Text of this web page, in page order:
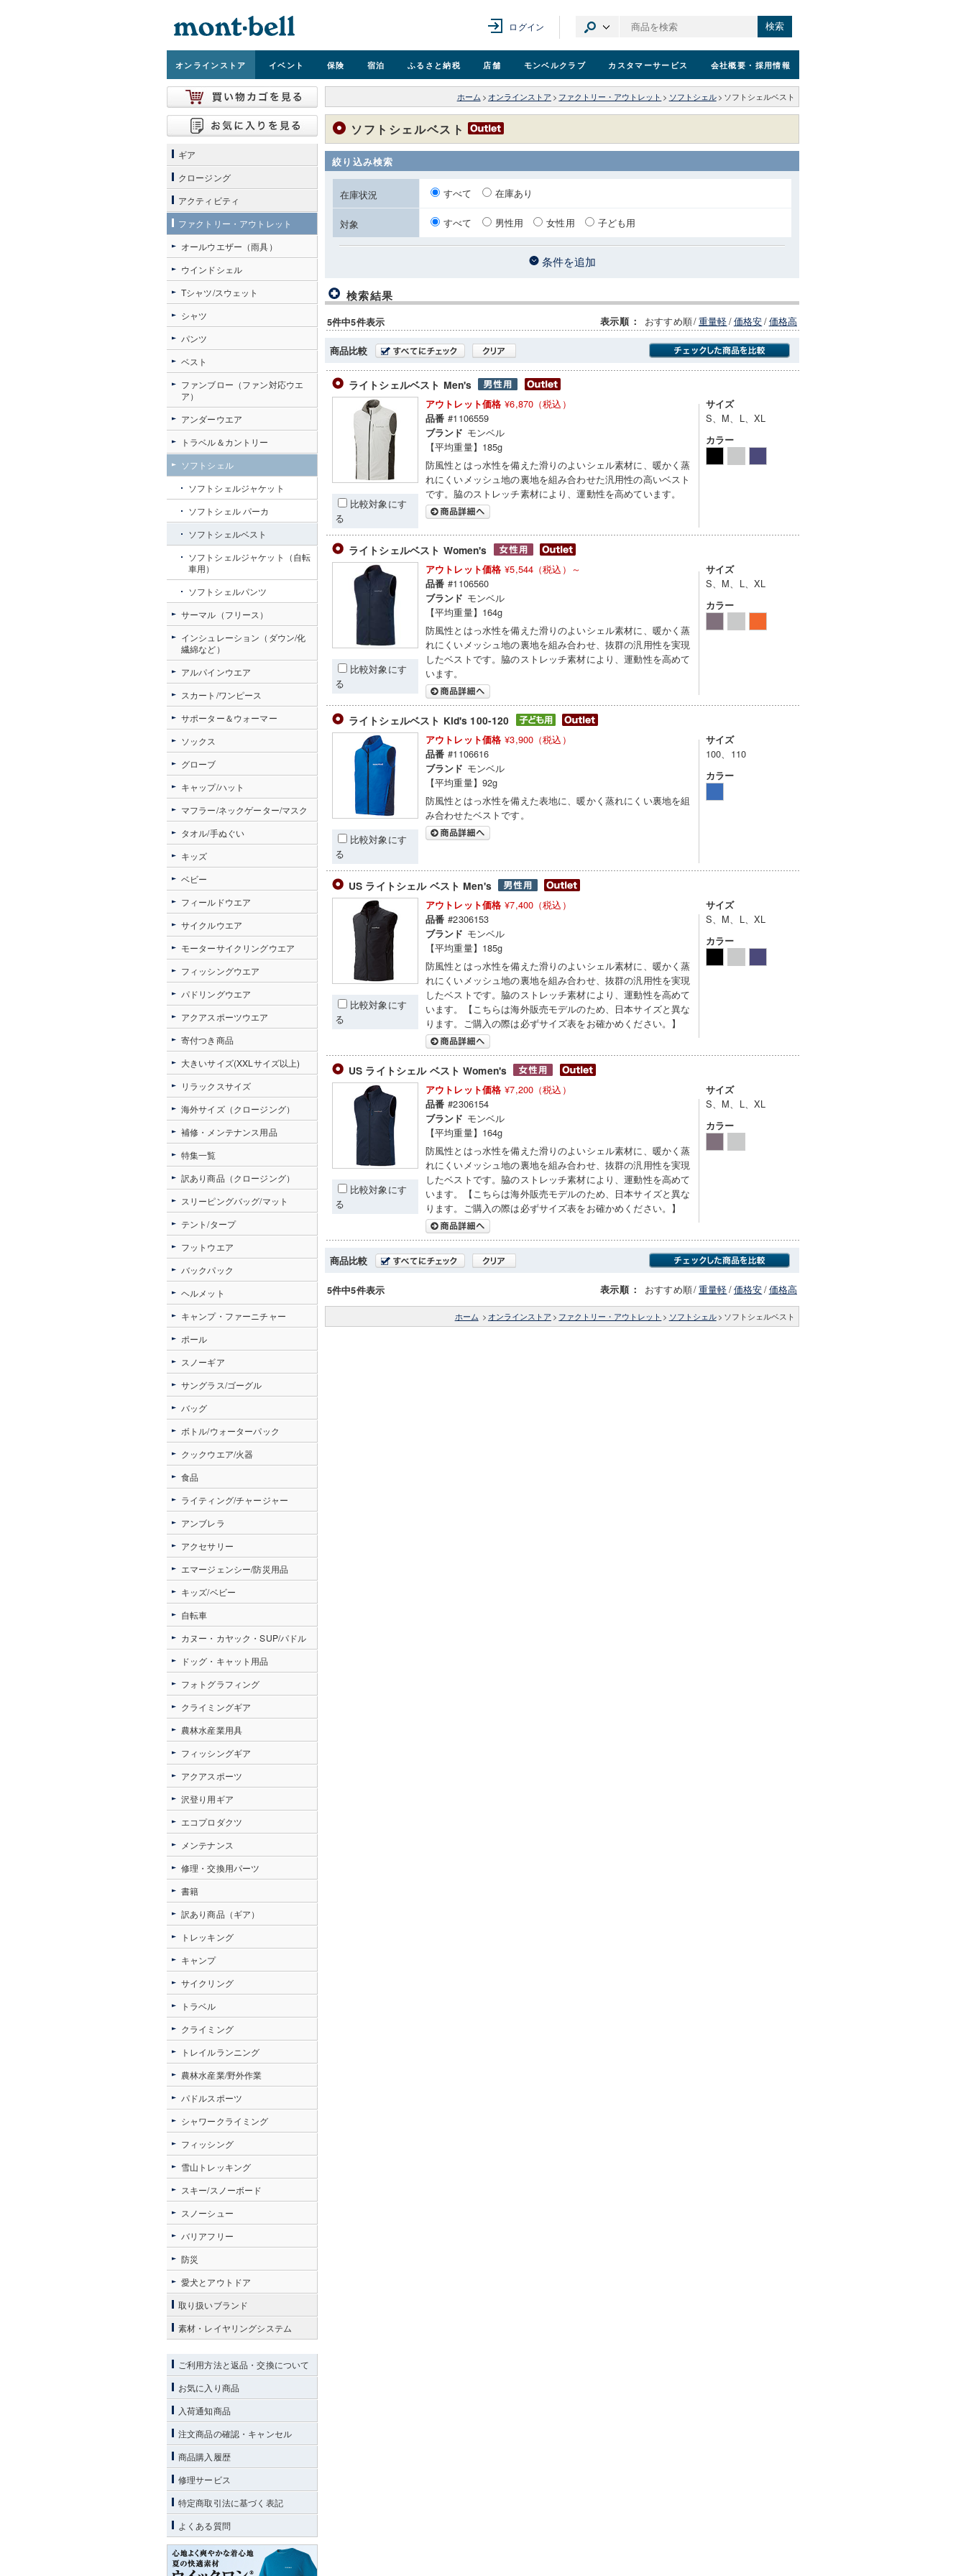
ログイン 検索
オンラインストア イベント 保険 宿泊 ふるさと納税 店舗 モンベルクラブ カスタマーサービス 会社概要 ・採用情報
ホーム > オンラインストア > ファクトリー・アウトレット > ソフトシェル > ソフトシェルベスト
ソフトシェルベスト
絞り込み検索
在庫状況 すべて 在庫あり
対象 すべて 男性用 女性用 子ども用
条件を追加
検索結果
5件中5件表示 表示順 ： おすすめ順/重量軽/価格安/価格高
商品比較
ライトシェルベスト Men's
比較対象にす
る
アウトレット価格 ¥6,870（税込）
品番 #1106559
ブランド モンベル
【平均重量】185g
防風性とはっ水性を備えた滑りのよいシェル素材に、暖かく蒸
れにくいメッシュ地の裏地を組み合わせた汎用性の高いベスト
です。脇のストレッチ素材により、運動性を高めています。
サイズ
S、M、L、XL
カラー
ライトシェルベスト Women's
比較対象にす
る
アウトレット価格 ¥5,544（税込）～
品番 #1106560
ブランド モンベル
【平均重量】164g
防風性とはっ水性を備えた滑りのよいシェル素材に、暖かく蒸
れにくいメッシュ地の裏地を組み合わせ、抜群の汎用性を実現
したベストです。脇のストレッチ素材により、運動性を高めて
います。
サイズ
S、M、L、XL
カラー
ライトシェルベスト Kid's 100-120
比較対象にす
る
アウトレット価格 ¥3,900（税込）
品番 #1106616
ブランド モンベル
【平均重量】92g
防風性とはっ水性を備えた表地に、暖かく蒸れにくい裏地を組
み合わせたベストです。
サイズ
100、110
カラー
US ライトシェル ベスト Men's
比較対象にす
る
アウトレット価格 ¥7,400（税込）
品番 #2306153
ブランド モンベル
【平均重量】185g
防風性とはっ水性を備えた滑りのよいシェル素材に、暖かく蒸
れにくいメッシュ地の裏地を組み合わせ、抜群の汎用性を実現
したベストです。脇のストレッチ素材により、運動性を高めて
います。【こちらは海外販売モデルのため、日本サイズと異な
ります。ご購入の際は必ずサイズ表をお確かめください。】
サイズ
S、M、L、XL
カラー
US ライトシェル ベスト Women's
比較対象にす
る
アウトレット価格 ¥7,200（税込）
品番 #2306154
ブランド モンベル
【平均重量】164g
防風性とはっ水性を備えた滑りのよいシェル素材に、暖かく蒸
れにくいメッシュ地の裏地を組み合わせ、抜群の汎用性を実現
したベストです。脇のストレッチ素材により、運動性を高めて
います。【こちらは海外販売モデルのため、日本サイズと異な
ります。ご購入の際は必ずサイズ表をお確かめください。】
サイズ
S、M、L、XL
カラー
商品比較
5件中5件表示 表示順 ： おすすめ順/重量軽/価格安/価格高
ホーム > オンラインストア > ファクトリー・アウトレット > ソフトシェル > ソフトシェルベスト
ギア
クロージング
アクティビティ
ファクトリー・アウトレット
オールウエザー（雨具）
ウインドシェル
Tシャツ/スウェット
シャツ
パンツ
ベスト
ファンブロー（ファン対応ウエ
ア）
アンダーウエア
トラベル＆カントリー
ソフトシェル
ソフトシェルジャケット
ソフトシェル パーカ
ソフトシェルベスト
ソフトシェルジャケット（自転
車用）
ソフトシェルパンツ
サーマル（フリース）
インシュレーション（ダウン/化
繊綿など）
アルパインウエア
スカート/ワンピース
サポーター＆ウォーマー
ソックス
グローブ
キャップ/ハット
マフラー/ネックゲーター/マスク
タオル/手ぬぐい
キッズ
ベビー
フィールドウエア
サイクルウエア
モーターサイクリングウエア
フィッシングウエア
パドリングウエア
アクアスポーツウエア
寄付つき商品
大きいサイズ(XXLサイズ以上)
リラックスサイズ
海外サイズ（クロージング）
補修・メンテナンス用品
特集一覧
訳あり商品（クロージング）
スリーピングバッグ/マット
テント/タープ
フットウエア
バックパック
ヘルメット
キャンプ・ファーニチャー
ポール
スノーギア
サングラス/ゴーグル
バッグ
ボトル/ウォーターパック
クックウエア/火器
食品
ライティング/チャージャー
アンブレラ
アクセサリー
エマージェンシー/防災用品
キッズ/ベビー
自転車
カヌー・カヤック・SUP/パドル
ドッグ・キャット用品
フォトグラフィング
クライミングギア
農林水産業用具
フィッシングギア
アクアスポーツ
沢登り用ギア
エコプロダクツ
メンテナンス
修理・交換用パーツ
書籍
訳あり商品（ギア）
トレッキング
キャンプ
サイクリング
トラベル
クライミング
トレイルランニング
農林水産業/野外作業
パドルスポーツ
シャワークライミング
フィッシング
雪山トレッキング
スキー/スノーボード
スノーシュー
バリアフリー
防災
愛犬とアウトドア
取り扱いブランド
素材・レイヤリングシステム
ご利用方法と返品・交換について
お気に入り商品
入荷通知商品
注文商品の確認・キャンセル
商品購入履歴
修理サービス
特定商取引法に基づく表記
よくある質問